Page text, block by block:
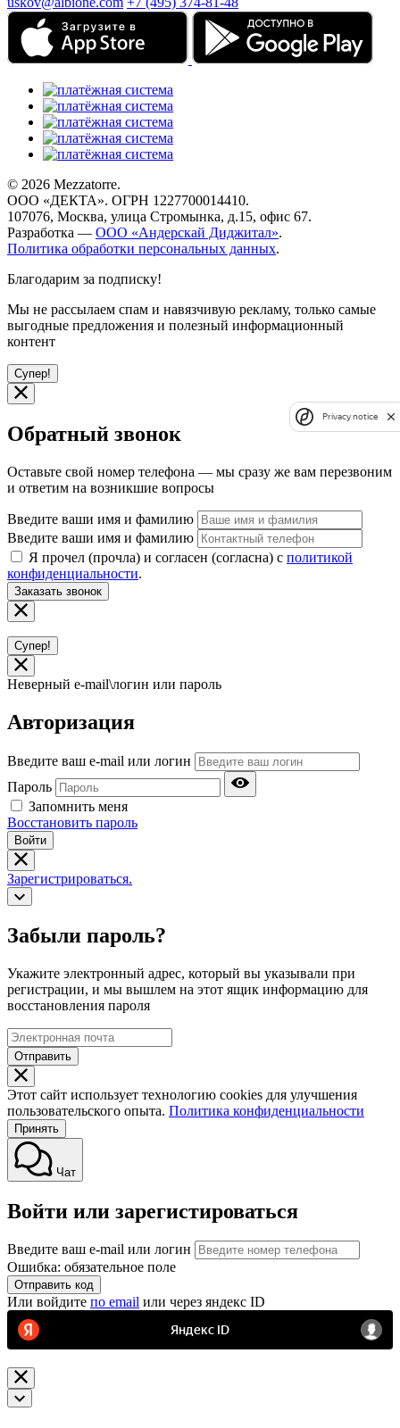
© 2026 Mezzatorre.
ООО «ДЕКТА». ОГРН 1227700014410.
107076, Москва, улица Стромынка, д.15, офис 67.
Разработка — ООО «Андерскай Диджитал».
Политика обработки персональных данных.
Благодарим за подписку!
Мы не рассылаем спам и навязчивую рекламу, только самые
выгодные предложения и полезный информационный
контент
Супер!
Обратный звонок
Оставьте свой номер телефона — мы сразу же вам перезвоним
и ответим на возникшие вопросы
Введите ваши имя и фамилию
Введите ваши имя и фамилию
Я прочел (прочла) и согласен (согласна) с политикой
конфиденциальности.
Заказать звонок
Супер!
Неверный e-mail\логин или пароль
Авторизация
Введите ваш e-mail или логин
Пароль
Запомнить меня
Восстановить пароль
Войти
Зарегистрироваться.
Забыли пароль?
Укажите электронный адрес, который вы указывали при
регистрации, и мы вышлем на этот ящик информацию для
восстановления пароля
Отправить
Этот сайт использует технологию cookies для улучшения
пользовательского опыта. Политика конфиденциальности
Принять
Чат
Войти или зарегистироваться
Введите ваш e-mail или логин
Ошибка: обязательное поле
Отправить код
Или войдите по email или через яндекс ID
Privacy notice